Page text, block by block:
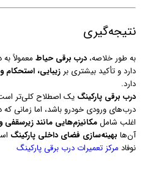
نتیجه‌گیری
به طور خلاصه، درب برقی حیاط معمولاً
دارد و تأکید بیشتری برزیبایی، استحکام
دارد.
درب برقی پارکینگ یک اصطلاح کلی‌تر است
درب‌های ورودی خودرو باشد، اما زمانی که
اغلب شاملمکانیزم‌هایی مانند زیرسقفی
آن‌ها بهینه‌سازی فضای داخلی پارکینگ
نوفاد مرکز تعمیرات درب برقی پارکینگ